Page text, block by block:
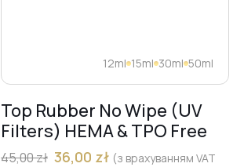
12ml 15ml 30ml 50ml
Top Rubber No Wipe (UV
Filters) HEMA & TPO Free
45,00zł 36,00 zł (з врахуванням VAT